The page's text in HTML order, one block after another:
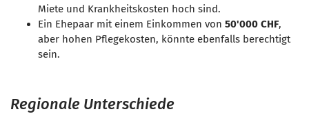
Miete und Krankheitskosten hoch sind.
Ein Ehepaar mit einem Einkommen von 50'000 CHF,
aber hohen Pflegekosten, könnte ebenfalls berechtigt
sein.
Regionale Unterschiede